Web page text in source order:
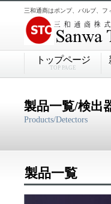
三和通商はポンプ、バルブ、
製品一覧/検出
Products/Detectors
製品一覧
トップページ
TOP PAGE